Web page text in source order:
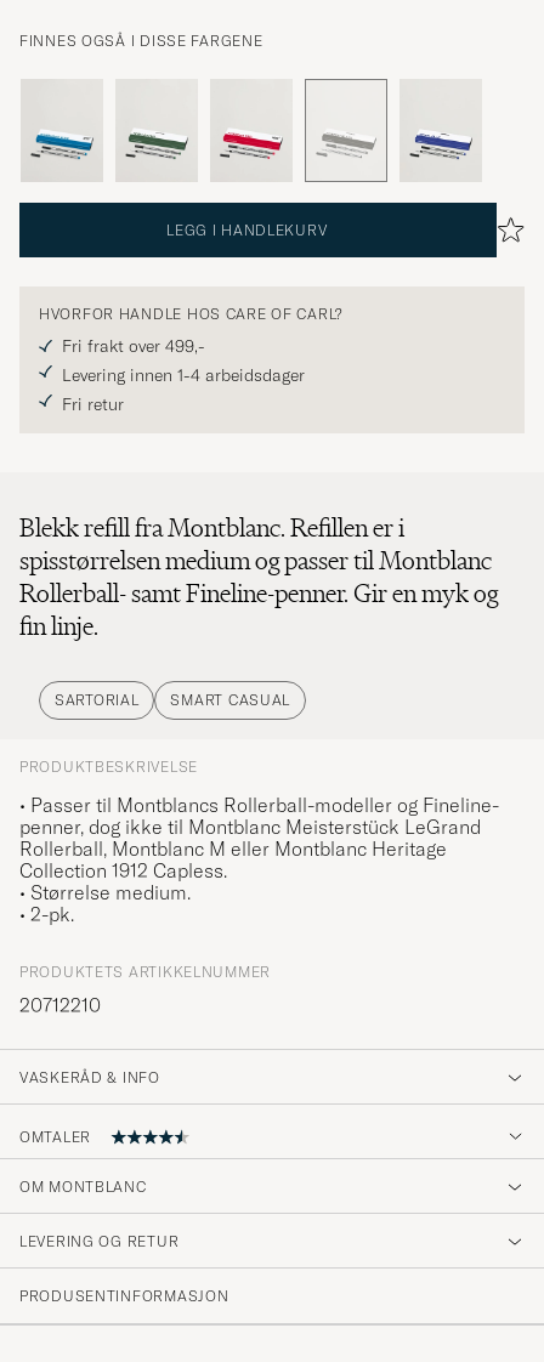
FINNES OGSÅ I DISSE FARGENE
LEGG I HANDLEKURV
HVORFOR HANDLE HOS CARE OF CARL?
Fri frakt over 499,-
Levering innen 1-4 arbeidsdager
Fri retur
Blekk refill fra Montblanc. Refillen er i
spisstørrelsen medium og passer til Montblanc
Rollerball- samt Fineline-penner. Gir en myk og
fin linje.
SARTORIAL SMART CASUAL
PRODUKTBESKRIVELSE
• Passer til Montblancs Rollerball-modeller og Fineline-
penner, dog ikke til Montblanc Meisterstück LeGrand
Rollerball, Montblanc M eller Montblanc Heritage
Collection 1912 Capless.
• Størrelse medium.
• 2-pk.
PRODUKTETS ARTIKKELNUMMER
20712210
VASKERÅD & INFO
OMTALER
4.7
(73)
(1)
OM MONTBLANC
LEVERING OG RETUR
PRODUSENTINFORMASJON